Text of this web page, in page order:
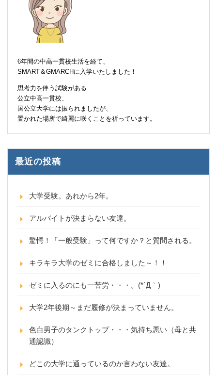
6年間の中高一貫校生活を経て、
SMART＆GMARCHに入学いたしました！
思考力を伴う試験がある
公立中高一貫校、
国公立大学には振られましたが、
置かれた場所で綺麗に咲くことを祈っています。
最近の投稿
大学受験。あれから2年。
アルバイトが決まらない友達。
驚愕！「一般受験」って何ですか？と質問される。
キラキラ大学のゼミに合格しました～！！
ゼミに入るのにも一苦労・・・。(*´Д｀)
大学2年後期～まだ履修が決まっていません。
色白男子のタンクトップ・・・気持ち悪い（母と共
通認識）
どこの大学に通っているのか言わない友達。